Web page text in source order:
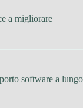
a migliorare
software a lungo